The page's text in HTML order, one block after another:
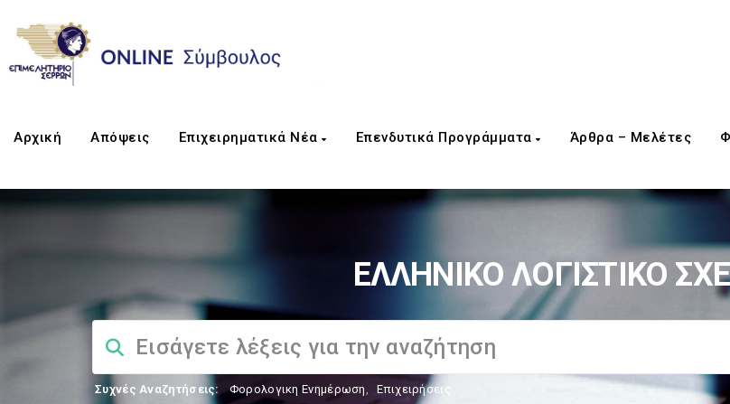
Αρχική Απόψεις Επιχειρηματικά Νέα Επενδυτικά Προγράμματα Άρθρα – Μελέτες
ΕΛΛΗΝΙΚΟ ΛΟΓΙΣΤΙΚΟ
Συχνές Αναζητήσεις: Φορολογικη Ενημέρωση, Επιχειρήσεις